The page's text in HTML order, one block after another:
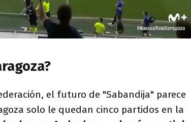
el futuro de "Sabandija" parece
solo le quedan cinco partidos en la